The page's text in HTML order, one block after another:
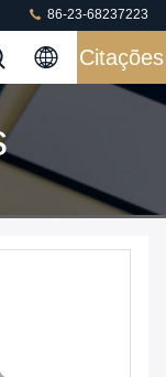
86-23-68237223
Citações